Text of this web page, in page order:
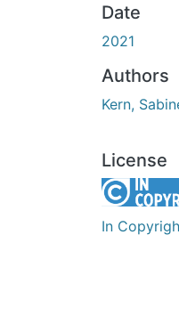
Date
2021
Authors
Kern,
License
In